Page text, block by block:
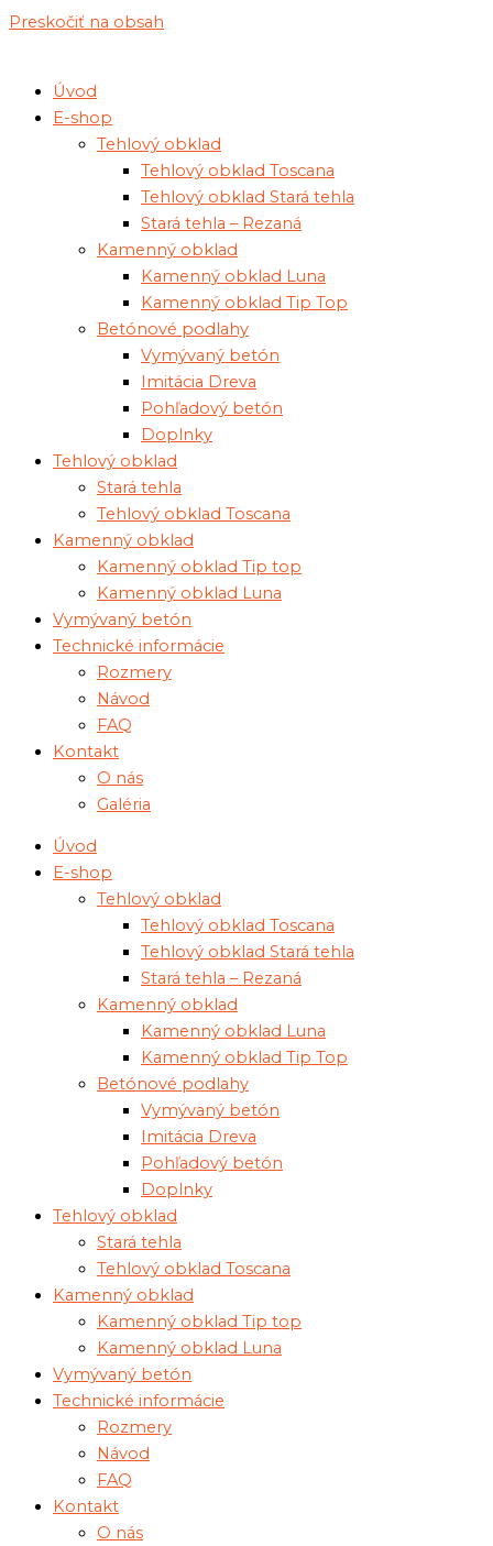
Preskočiť na obsah
Úvod
E-shop
Tehlový obklad
Tehlový obklad Toscana
Tehlový obklad Stará tehla
Stará tehla – Rezaná
Kamenný obklad
Kamenný obklad Luna
Kamenný obklad Tip Top
Betónové podlahy
Vymývaný betón
Imitácia Dreva
Pohľadový betón
Doplnky
Tehlový obklad
Stará tehla
Tehlový obklad Toscana
Kamenný obklad
Kamenný obklad Tip top
Kamenný obklad Luna
Vymývaný betón
Technické informácie
Rozmery
Návod
FAQ
Kontakt
O nás
Galéria
Úvod
E-shop
Tehlový obklad
Tehlový obklad Toscana
Tehlový obklad Stará tehla
Stará tehla – Rezaná
Kamenný obklad
Kamenný obklad Luna
Kamenný obklad Tip Top
Betónové podlahy
Vymývaný betón
Imitácia Dreva
Pohľadový betón
Doplnky
Tehlový obklad
Stará tehla
Tehlový obklad Toscana
Kamenný obklad
Kamenný obklad Tip top
Kamenný obklad Luna
Vymývaný betón
Technické informácie
Rozmery
Návod
FAQ
Kontakt
O nás